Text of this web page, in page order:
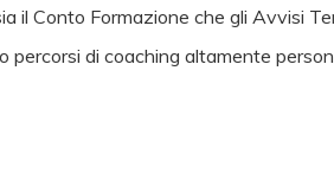
il Conto Formazione che gli Avvisi
di coaching altamente